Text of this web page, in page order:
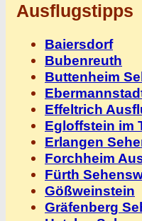
Ausflugstipps
Baiersdorf
Bubenreuth
Buttenheim
Effeltrich
Egloffstein im
Erlangen
Forchheim
Fürth
Gößweinstein
Gräfenberg